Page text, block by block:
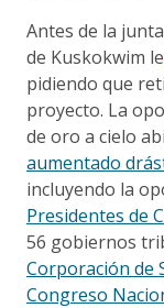
Antes de la
de Kuskokwim le
pidiendo que
proyecto. La
de oro a cielo
aumentado
incluyendo la
Presidentes de
56 gobiernos
Corporación de
Congreso